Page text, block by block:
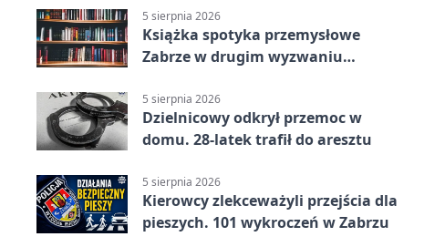
5 sierpnia 2026
Książka spotyka przemysłowe
Zabrze w drugim wyzwaniu
5 sierpnia 2026
Dzielnicowy odkrył przemoc w
domu. 28-latek trafił do aresztu
5 sierpnia 2026
Kierowcy zlekceważyli przejścia dla
pieszych. 101 wykroczeń w Zabrzu